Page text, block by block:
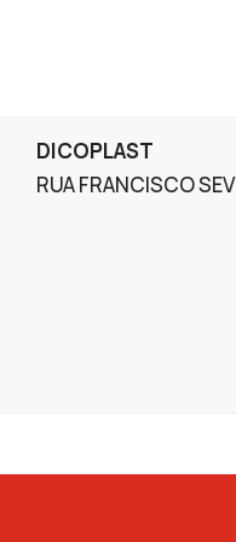
DICOPLAST
RUA FRANCISCO